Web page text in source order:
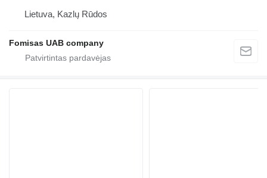
Lietuva, Kazlų Rūdos
Fomisas UAB company